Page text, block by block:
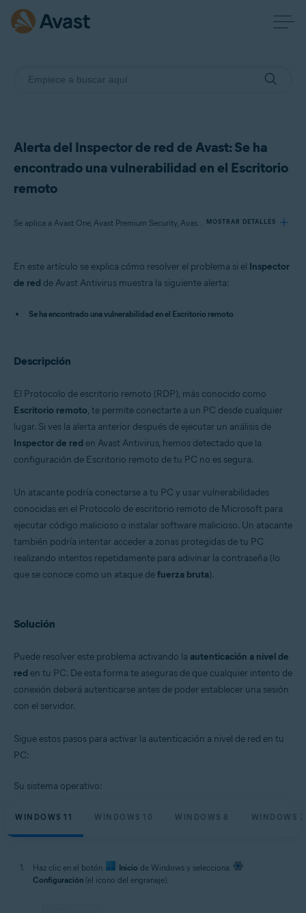
Alerta del Inspector de red de Avast: Se ha
encontrado una vulnerabilidad en el Escritorio
remoto
Se aplica a Avast One, Avast Premium Security, Avast Free Antivirus MOSTRAR DETALLES
Avast Free Antivirus
Microsoft Windows
En este artículo se explica cómo resolver el problema si el Inspector
de red de Avast Antivirus muestra la siguiente alerta:
Se ha encontrado una vulnerabilidad en el Escritorio remoto
Descripción
El Protocolo de escritorio remoto (RDP), más conocido como
Escritorio remoto, te permite conectarte a un PC desde cualquier
lugar. Si ves la alerta anterior después de ejecutar un análisis de
Inspector de red en Avast Antivirus, hemos detectado que la
configuración de Escritorio remoto de tu PC no es segura.
Un atacante podría conectarse a tu PC y usar vulnerabilidades
conocidas en el Protocolo de escritorio remoto de Microsoft para
ejecutar código malicioso o instalar software malicioso. Un atacante
también podría intentar acceder a zonas protegidas de tu PC
realizando intentos repetidamente para adivinar la contraseña (lo
que se conoce como un ataque defuerza bruta).
Solución
Puede resolver este problema activando la autenticación a nivel de
red en tu PC. De esta forma te aseguras de que cualquier intento de
conexión deberá autenticarse antes de poder establecer una sesión
con el servidor.
Sigue estos pasos para activar la autenticación a nivel de red en tu
PC:
Su sistema operativo:
WINDOWS 11 WINDOWS 10 WINDOWS 8 WINDOWS 7
Haz clic en el botón Inicio de Windows y selecciona
Configuración (el icono del engranaje).